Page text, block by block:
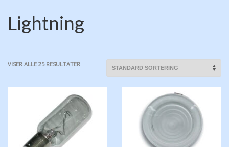
Lightning
VISER ALLE 25 RESULTATER